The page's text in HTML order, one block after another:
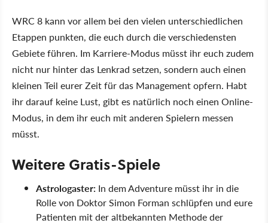
WRC 8 kann vor allem bei den vielen unterschiedlichen
Etappen punkten, die euch durch die verschiedensten
Gebiete führen. Im Karriere-Modus müsst ihr euch zudem
nicht nur hinter das Lenkrad setzen, sondern auch einen
kleinen Teil eurer Zeit für das Management opfern. Habt
ihr darauf keine Lust, gibt es natürlich noch einen Online-
Modus, in dem ihr euch mit anderen Spielern messen
müsst.
Weitere Gratis-Spiele
Astrologaster: In dem Adventure müsst ihr in die
Rolle von Doktor Simon Forman schlüpfen und eure
Patienten mit der altbekannten Methode der